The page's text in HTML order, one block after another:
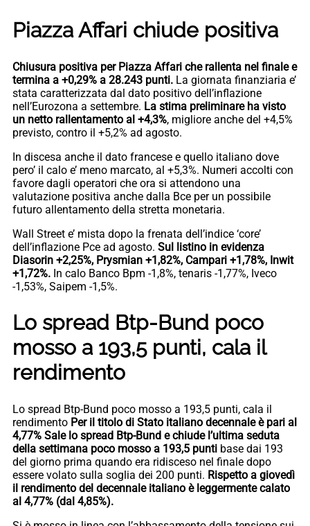
Piazza Affari chiude positiva
Chiusura positiva per Piazza Affari che rallenta nel finale e
termina a +0,29% a 28.243 punti. La giornata finanziaria e’
stata caratterizzata dal dato positivo dell’inflazione
nell’Eurozona a settembre. La stima preliminare ha visto
un netto rallentamento al +4,3%, migliore anche del +4,5%
previsto, contro il +5,2% ad agosto.
In discesa anche il dato francese e quello italiano dove
pero’ il calo e’ meno marcato, al +5,3%. Numeri accolti con
favore dagli operatori che ora si attendono una
valutazione positiva anche dalla Bce per un possibile
futuro allentamento della stretta monetaria.
Wall Street e’ mista dopo la frenata dell’indice ‘core’
dell’inflazione Pce ad agosto. Sul listino in evidenza
Diasorin +2,25%, Prysmian +1,82%, Campari +1,78%, Inwit
+1,72%. In calo Banco Bpm -1,8%, tenaris -1,77%, Iveco
-1,53%, Saipem -1,5%.
Lo spread Btp-Bund poco
mosso a 193,5 punti, cala il
rendimento
Lo spread Btp-Bund poco mosso a 193,5 punti, cala il
rendimento Per il titolo di Stato italiano decennale è pari al
4,77% Sale lo spread Btp-Bund e chiude l’ultima seduta
della settimana poco mosso a 193,5 punti base dai 193
del giorno prima quando era ridisceso nel finale dopo
essere volato sulla soglia dei 200 punti. Rispetto a giovedì
il rendimento del decennale italiano è leggermente calato
al 4,77% (dal 4,85%).